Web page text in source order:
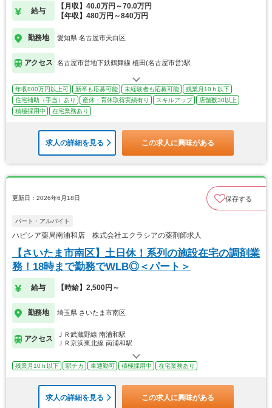
給与
【月収】40.0万円～70.0万円
【年収】480万円～840万円
勤務地 愛知県 名古屋市天白区
アクセス 名古屋市営地下鉄鶴舞線 植田(名古屋市営)駅
年収800万円以上可 新卒も応募可能 未経験者も応募可能
残業月10ｈ以下
住宅補助（手当）あり
産休・育休取得実績有り スキルアップ
店舗数30以上
積極採用中
在宅業務あり
求人の詳細を見る この求人に興味がある
更新日：2026年6月18日 保存する
パート・アルバイト
ハピシア薬局南浦和店 株式会社エクラシアの薬剤師求人
【さいたま市南区】土日休！系列の施設在宅の調剤業
務！18時まで勤務でWLB◎＜パート＞
給与 【時給】2,500円～
勤務地 埼玉県 さいたま市南区
アクセス
ＪＲ武蔵野線 南浦和駅
ＪＲ京浜東北線 南浦和駅
残業月10ｈ以下 駅チカ 車通勤可 積極採用中 在宅業務あり
求人の詳細を見る この求人に興味がある